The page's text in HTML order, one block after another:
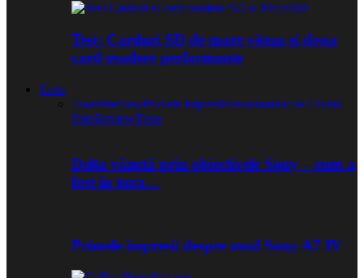
Test: Carduri SD de mare viteza si doua
card-readere performante
Teste
ToatePreviewPrimele impresiiRecomandat de Clubul
FotoReviewTeste
Delta văzută prin obiectivele Sony – cum a
fost în tura…
Primele impresii despre noul Sony A7 IV